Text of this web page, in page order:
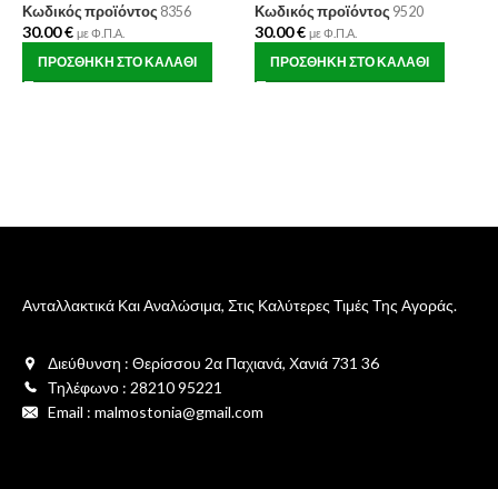
Κωδικός προϊόντος 8356
30.00€ με Φ.Π.Α.
ΠΡΟΣΘΉΚΗ ΣΤΟ ΚΑΛΆΘΙ
Κωδικός προϊόντος 9520
30.00€ με Φ.Π.Α.
ΠΡΟΣΘΉΚΗ ΣΤΟ ΚΑΛΆΘΙ
Ανταλλακτικά Και Αναλώσιμα, Στις Καλύτερες Τιμές Της Αγοράς.
Διεύθυνση : Θερίσσου 2α Παχιανά, Χανιά 731 36
Τηλέφωνο : 28210 95221
Email : malmostonia@gmail.com